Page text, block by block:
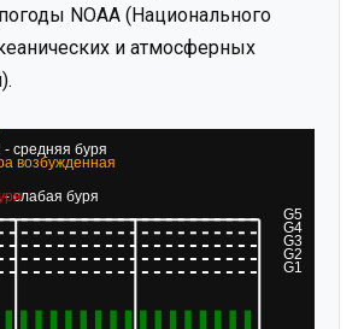
NOAA (Национального
и атмосферных